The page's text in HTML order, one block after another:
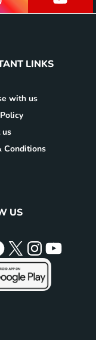
LINKS
with us
us
Conditions
US